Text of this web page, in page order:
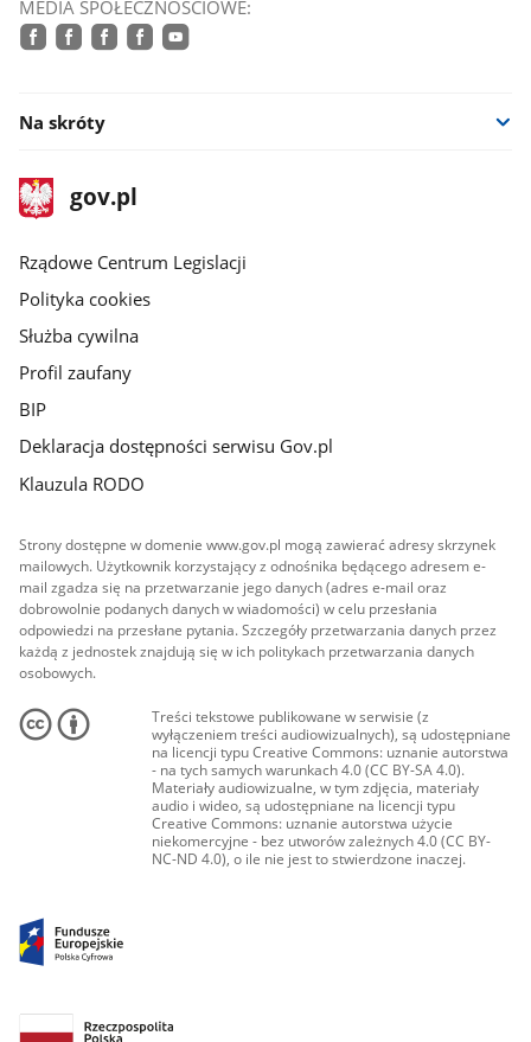
MEDIA SPOŁECZNOŚCIOWE:
Na skróty
stopka
gov.plStrona
gov.pl
Rządowe Centrum Legislacji
Polityka cookies
Służba cywilna
Profil zaufany
BIP
Deklaracja dostępności serwisu Gov.pl
Klauzula RODO
Strony dostępne w domenie www.gov.pl mogą zawierać adresy skrzynek
mailowych. Użytkownik korzystający z odnośnika będącego adresem e-
mail zgadza się na przetwarzanie jego danych (adres e-mail oraz
dobrowolnie podanych danych w wiadomości) w celu przesłania
odpowiedzi na przesłane pytania. Szczegóły przetwarzania danych przez
każdą z jednostek znajdują się w ich politykach przetwarzania danych
osobowych.
Treści tekstowe publikowane w serwisie (z
wyłączeniem treści audiowizualnych), są udostępniane
na licencji typu Creative Commons: uznanie autorstwa
- na tych samych warunkach 4.0 (CC BY-SA 4.0).
Materiały audiowizualne, w tym zdjęcia, materiały
audio i wideo, są udostępniane na licencji typu
Creative Commons: uznanie autorstwa użycie
niekomercyjne - bez utworów zależnych 4.0 (CC BY-
NC-ND 4.0), o ile nie jest to stwierdzone inaczej.